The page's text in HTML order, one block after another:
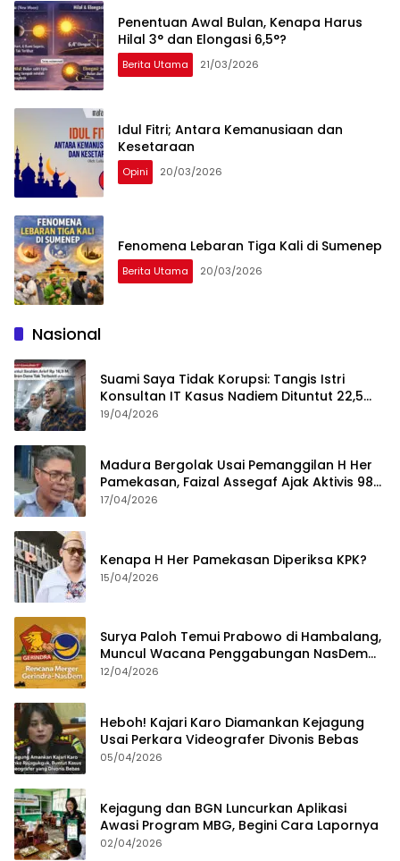
Penentuan Awal Bulan, Kenapa Harus
Hilal 3° dan Elongasi 6,5°?
Berita Utama 21/03/2026
Idul Fitri; Antara Kemanusiaan dan
Kesetaraan
Opini 20/03/2026
Fenomena Lebaran Tiga Kali di Sumenep
Berita Utama 20/03/2026
Nasional
Suami Saya Tidak Korupsi: Tangis Istri
Konsultan IT Kasus Nadiem Dituntut 22,5
Tahun
19/04/2026
Madura Bergolak Usai Pemanggilan H Her
Pamekasan, Faizal Assegaf Ajak Aktivis 98
Bongkar Permainan KPK
17/04/2026
Kenapa H Her Pamekasan Diperiksa KPK?
15/04/2026
Surya Paloh Temui Prabowo di Hambalang,
Muncul Wacana Penggabungan NasDem
dan Gerindra
12/04/2026
Heboh! Kajari Karo Diamankan Kejagung
Usai Perkara Videografer Divonis Bebas
05/04/2026
Kejagung dan BGN Luncurkan Aplikasi
Awasi Program MBG, Begini Cara Lapornya
02/04/2026